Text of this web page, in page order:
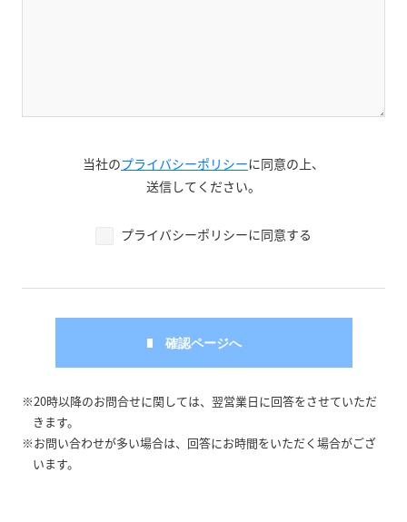
当社のプライバシーポリシーに同意の上、
送信してください。
プライバシーポリシーに同意する
※20時以降のお問合せに関しては、翌営業日に回答をさせていただ
きます。
※お問い合わせが多い場合は、回答にお時間をいただく場合がござ
います。